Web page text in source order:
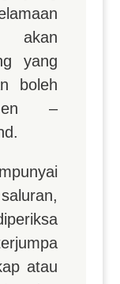
akan
yang
boleh
–
atau